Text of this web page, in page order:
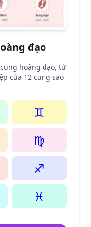
đạo
hoàng đạo, từ
của 12 cung sao
♊
♍
♐
♓